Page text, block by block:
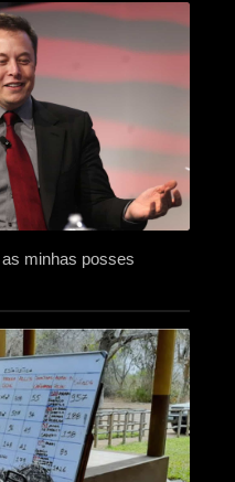
minhas posses